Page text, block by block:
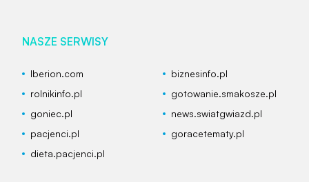
NASZE SERWISY
Iberion.com
biznesinfo.pl
rolnikinfo.pl
gotowanie.smakosze.pl
goniec.pl
news.swiatgwiazd.pl
pacjenci.pl
goracetematy.pl
dieta.pacjenci.pl